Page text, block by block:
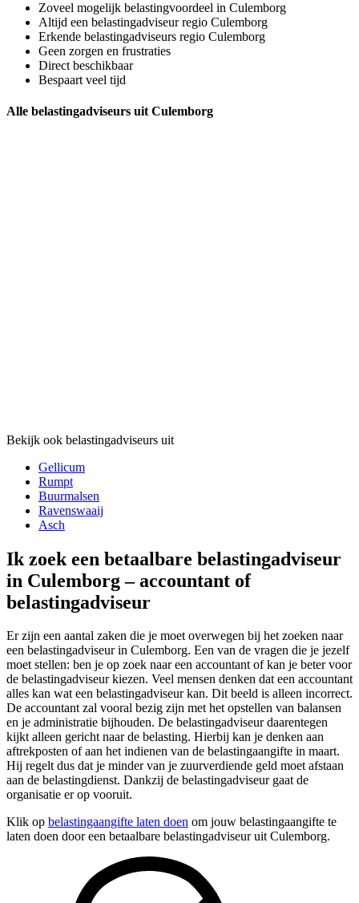
Zoveel mogelijk belastingvoordeel in Culemborg
Altijd een belastingadviseur regio Culemborg
Erkende belastingadviseurs regio Culemborg
Geen zorgen en frustraties
Direct beschikbaar
Bespaart veel tijd
Alle belastingadviseurs uit Culemborg
Bekijk ook belastingadviseurs uit
Gellicum
Rumpt
Buurmalsen
Ravenswaaij
Asch
Ik zoek een betaalbare belastingadviseur
in Culemborg – accountant of
belastingadviseur
Er zijn een aantal zaken die je moet overwegen bij het zoeken naar
een belastingadviseur in Culemborg. Een van de vragen die je jezelf
moet stellen: ben je op zoek naar een accountant of kan je beter voor
de belastingadviseur kiezen. Veel mensen denken dat een accountant
alles kan wat een belastingadviseur kan. Dit beeld is alleen incorrect.
De accountant zal vooral bezig zijn met het opstellen van balansen
en je administratie bijhouden. De belastingadviseur daarentegen
kijkt alleen gericht naar de belasting. Hierbij kan je denken aan
aftrekposten of aan het indienen van de belastingaangifte in maart.
Hij regelt dus dat je minder van je zuurverdiende geld moet afstaan
aan de belastingdienst. Dankzij de belastingadviseur gaat de
organisatie er op vooruit.
Klik op belastingaangifte laten doen om jouw belastingaangifte te
laten doen door een betaalbare belastingadviseur uit Culemborg.